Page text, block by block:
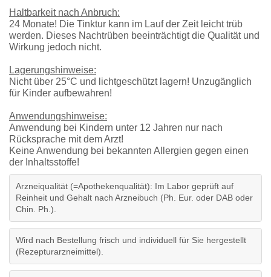
Haltbarkeit nach Anbruch:
24 Monate! Die Tinktur kann im Lauf der Zeit leicht trüb
werden. Dieses Nachtrüben beeinträchtigt die Qualität und
Wirkung jedoch nicht.
Lagerungshinweise:
Nicht über 25°C und lichtgeschützt lagern! Unzugänglich
für Kinder aufbewahren!
Anwendungshinweise:
Anwendung bei Kindern unter 12 Jahren nur nach
Rücksprache mit dem Arzt!
Keine Anwendung bei bekannten Allergien gegen einen
der Inhaltsstoffe!
Arzneiqualität (=Apothekenqualität): Im Labor geprüft auf
Reinheit und Gehalt nach Arzneibuch (Ph. Eur. oder DAB oder
Chin. Ph.).
Wird nach Bestellung frisch und individuell für Sie hergestellt
(Rezepturarzneimittel).